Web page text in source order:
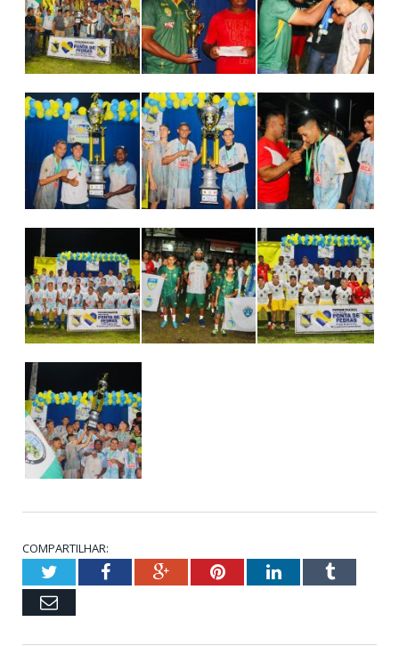
COMPARTILHAR:
TwitterFacebookGoogle+PinterestLinkedInTumblr
Email